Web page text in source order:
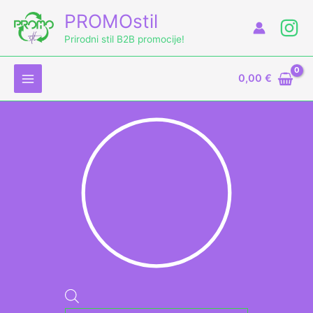
content
PROMOstil
Prirodni stil B2B promocije!
0,00€
search